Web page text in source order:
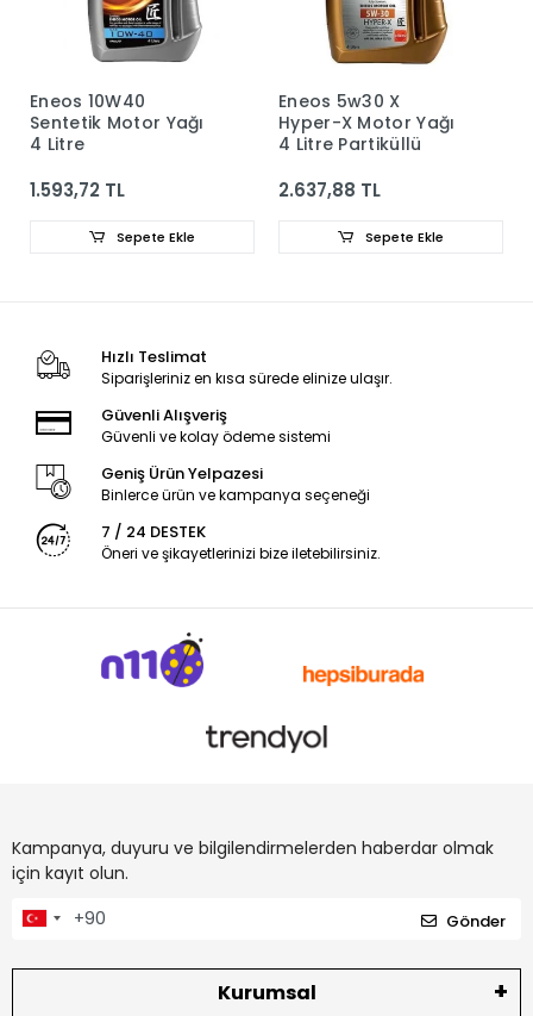
Eneos 10W40
Sentetik Motor Yağı
4 Litre
1.593,72 TL
Sepete Ekle
Eneos 5w30 X
Hyper-X Motor Yağı
4 Litre Partiküllü
2.637,88 TL
Sepete Ekle
Hızlı Teslimat
Siparişleriniz en kısa sürede elinize ulaşır.
Güvenli Alışveriş
Güvenli ve kolay ödeme sistemi
Geniş Ürün Yelpazesi
Binlerce ürün ve kampanya seçeneği
7 / 24 DESTEK
Öneri ve şikayetlerinizi bize iletebilirsiniz.
Kampanya, duyuru ve bilgilendirmelerden haberdar olmak
için kayıt olun.
Gönder
Kurumsal